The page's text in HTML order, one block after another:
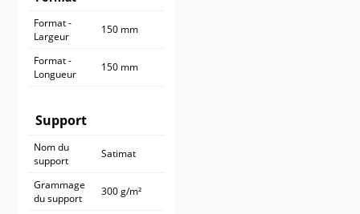
Format -
Largeur
150 mm
Format -
Longueur
150 mm
Support
Nom du
support
Satimat
Grammage
du support
300 g/m²